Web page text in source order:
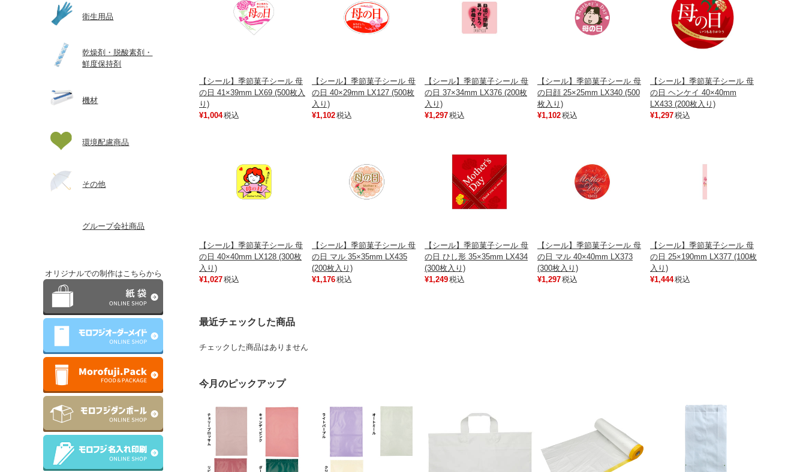
衛生用品
乾燥剤・脱酸素剤・
鮮度保持剤
機材
環境配慮商品
その他
グループ会社商品
オリジナルでの制作はこちらから
【シール】季節菓子シール 母
の日 41×39mm LX69 (500枚入
り)
¥1,004税込
【シール】季節菓子シール 母
の日 40×29mm LX127 (500枚
入り)
¥1,102税込
【シール】季節菓子シール 母
の日 37×34mm LX376 (200枚
入り)
¥1,297税込
【シール】季節菓子シール 母
の日顔 25×25mm LX340 (500
枚入り)
¥1,102税込
【シール】季節菓子シール 母
の日 ヘンケイ 40×40mm
LX433 (200枚入り)
¥1,297税込
【シール】季節菓子シール 母
の日 40×40mm LX128 (300枚
入り)
¥1,027税込
【シール】季節菓子シール 母
の日 マル 35×35mm LX435
(200枚入り)
¥1,176税込
【シール】季節菓子シール 母
の日 ひし形 35×35mm LX434
(300枚入り)
¥1,249税込
【シール】季節菓子シール 母
の日 マル 40×40mm LX373
(300枚入り)
¥1,297税込
【シール】季節菓子シール 母
の日 25×190mm LX377 (100枚
入り)
¥1,444税込
最近チェックした商品
チェックした商品はありません
今月のピックアップ